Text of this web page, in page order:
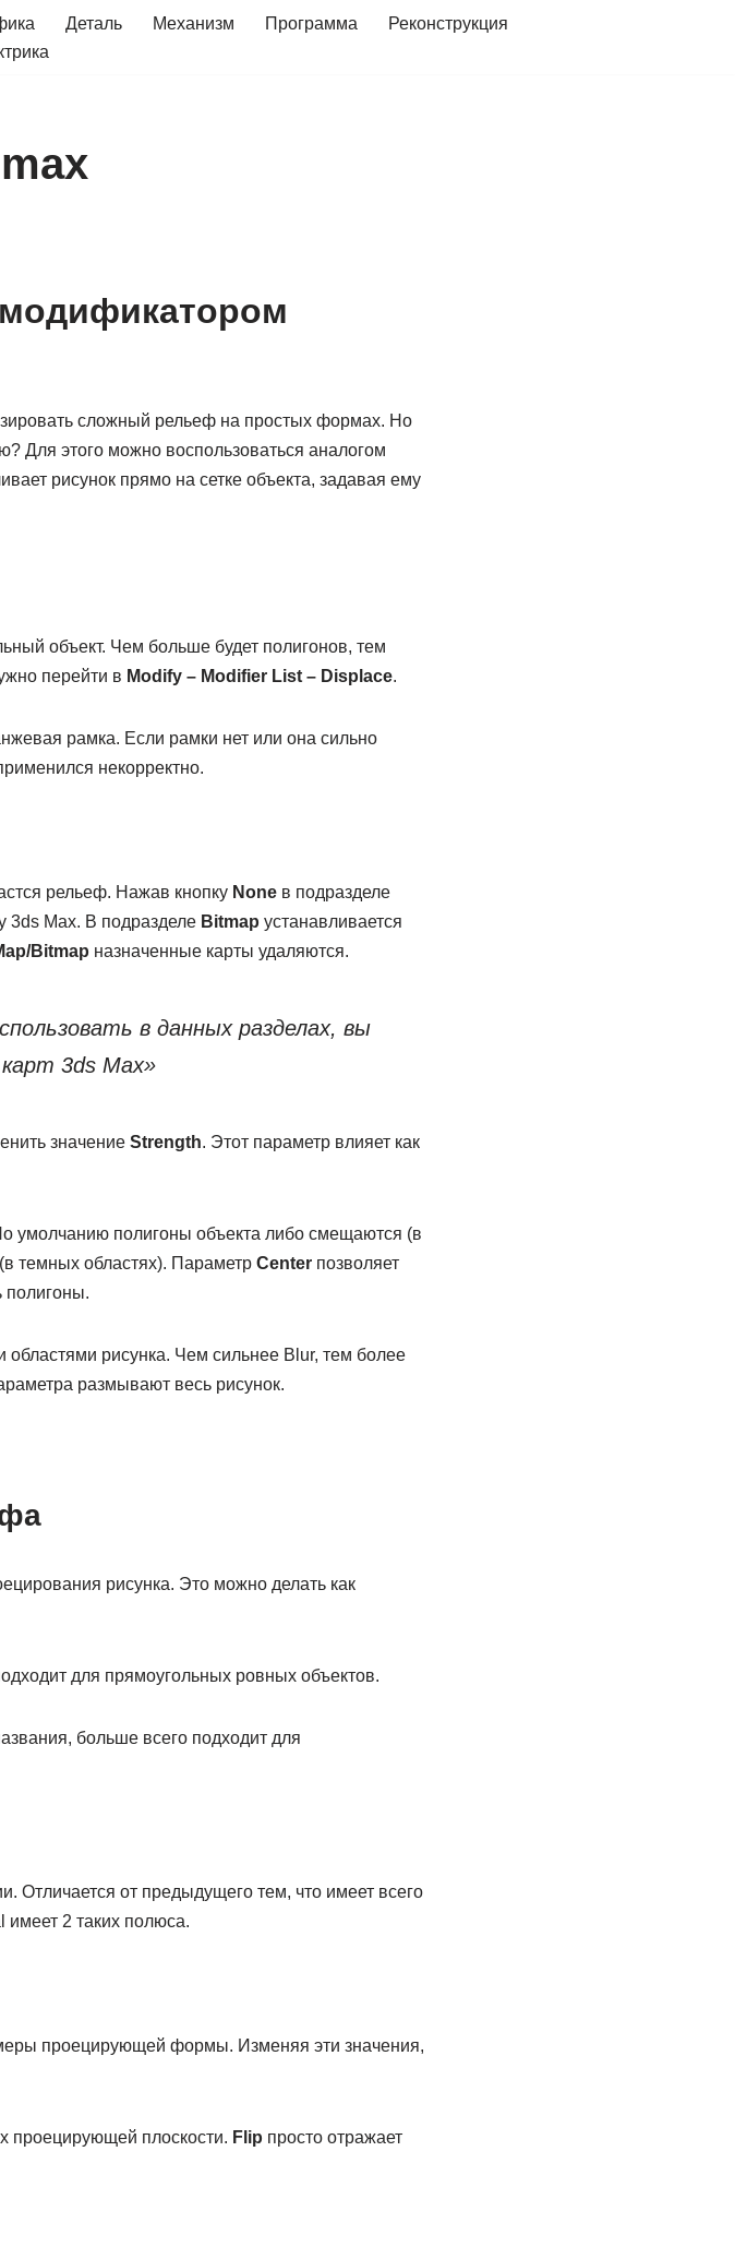
Деталь Механизм Программа
Реконструкция
сложный рельеф на простых формах. Но
Для этого можно воспользоваться аналогом
рисунок прямо на сетке объекта, задавая ему
объект. Чем больше будет полигонов, тем
перейти в Modify – Modifier List – Displace.
рамка. Если рамки нет или она сильно
некорректно.
рельеф. Нажав кнопку Noneв подразделе
3ds Max. В подразделе Bitmap устанавливается
Bitmap назначенные карты удаляются.
в данных разделах, вы
3ds Max»
значение Strength. Этот параметр влияет как
умолчанию полигоны объекта либо смещаются (в
темных областях). Параметр Centerпозволяет
полигоны.
рисунка. Чем сильнее Blur, тем более
размывают весь рисунок.
рисунка. Это можно делать как
для прямоугольных ровных объектов.
больше всего подходит для
Отличается от предыдущего тем, что имеет всего
имеет 2 таких полюса.
проецирующей формы. Изменяя эти значения,
проецирующей плоскости. Flip просто отражает